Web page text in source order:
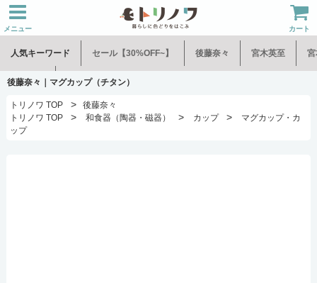
メニュー カート
人気キーワード セール【30%OFF~】 後藤奈々 宮木英至 宮
水谷和音 児玉修治
後藤奈々｜マグカップ（チタン）
トリノワ TOP >
後藤奈々
トリノワ TOP
> 和食器（陶器・磁器） > カップ >
マグカップ・カ
ップ